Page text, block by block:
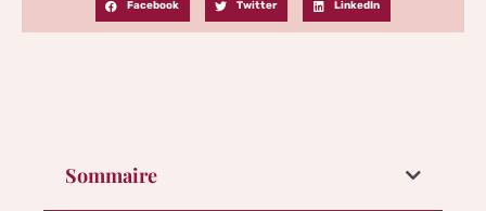
Facebook Twitter LinkedIn
Sommaire